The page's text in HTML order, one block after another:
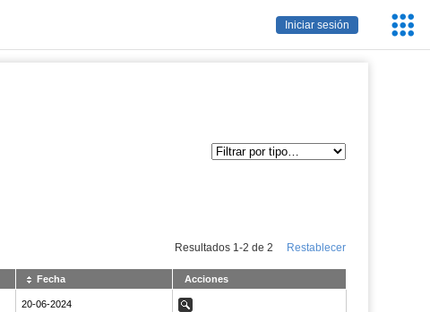
Iniciar sesión
Resultados 1 -2 de 2 Restablecer
Fecha Acciones
NaN20-06-2024
20-06-2024 Ver